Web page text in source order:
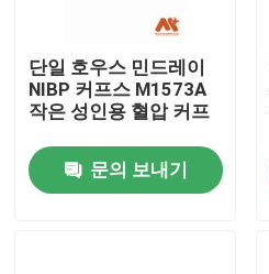
회사 소개
공장 투어
품질 관리
단일 호우스 민드레이
NIBP 커프스 M1573A
작은 성인용 혈압 커프
문의 보내기